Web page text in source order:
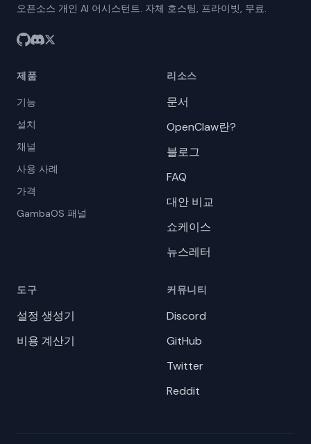
오픈소스 개인 AI 어시스턴트. 자체 호스팅, 프라이빗, 무료.
제품
기능
설치
채널
사용 사례
가격
GambaOS 패널
리소스
문서
OpenClaw란?
블로그
FAQ
대안 비교
쇼케이스
뉴스레터
도구
설정 생성기
비용 계산기
커뮤니티
Discord
GitHub
Twitter
Reddit